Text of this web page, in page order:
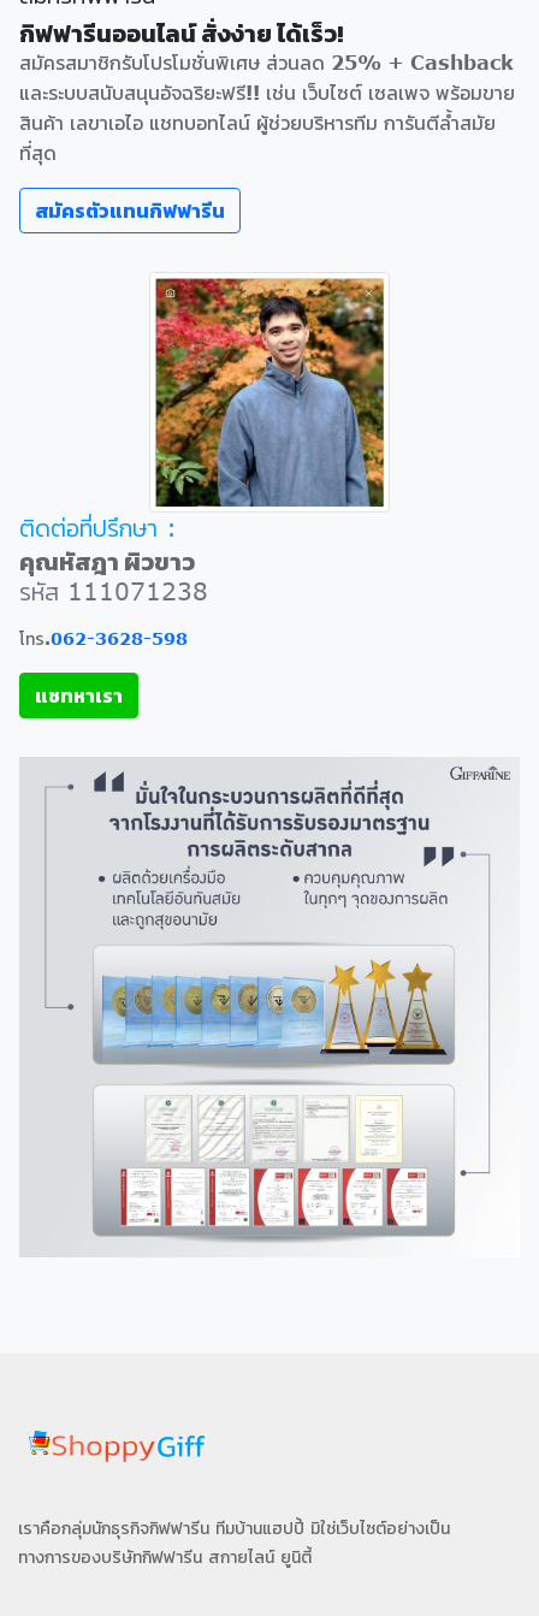
กิฟฟารีนออนไลน์ สั่งง่าย ได้เร็ว!
สมัครสมาชิกรับโปรโมชั่นพิเศษ ส่วนลด 25% + Cashback
และระบบสนับสนุนอัจฉริยะฟรี!! เช่น เว็บไซต์ เซลเพจ พร้อมขาย
สินค้า เลขาเอไอ แชทบอทไลน์ ผู้ช่วยบริหารทีม การันตีล้ำสมัย
ที่สุด
สมัครตัวแทนกิฟฟารีน
ติดต่อที่ปรึกษา :
คุณหัสฎา ผิวขาว
รหัส 111071238
โทร.062-3628-598
แชทหาเรา
เราคือกลุ่มนักธุรกิจกิฟฟารีน ทีมบ้านแฮปปี้ มิใช่เว็บไซต์อย่างเป็น
ทางการของบริษัทกิฟฟารีน สกายไลน์ ยูนิตี้